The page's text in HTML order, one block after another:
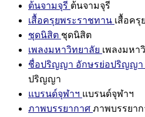
ต้นจามจุรี ต้นจามจุรี
เสื้อครุยพระราชทาน เสื้อครุ
ชุดนิสิต ชุดนิสิต
เพลงมหาวิทยาลัย เพลงมหา
ชื่อปริญญา อักษรย่อปริญญา
ปริญญา
แบรนด์จุฬาฯ แบรนด์จุฬาฯ
ภาพบรรยากาศ ภาพบรรยา